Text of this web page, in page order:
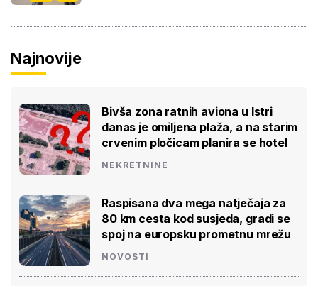
Najnovije
Bivša zona ratnih aviona u Istri
danas je omiljena plaža, a na starim
crvenim pločicam planira se hotel
NEKRETNINE
Raspisana dva mega natječaja za
80 km cesta kod susjeda, gradi se
spoj na europsku prometnu mrežu
NOVOSTI